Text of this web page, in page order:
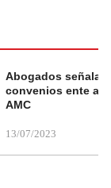
Abogados
convenios ente
AMC
13/07/2023